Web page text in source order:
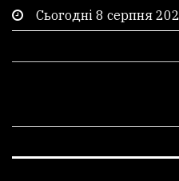
Сьогодні 8 серпня